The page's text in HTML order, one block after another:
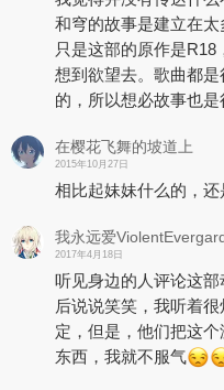
和穹的故事是建立在太
只是这部的原作是
想到欲望去。歌曲都
的，所以想必故事也是
在樱花飞舞的坡道上
2015年10月27日
相比起妹妹什么的，
我永远爱
2017年4月18日
听见身边的人评论这
后说说笑笑，我听着
定，但是，他们把这
东西，我就不服气